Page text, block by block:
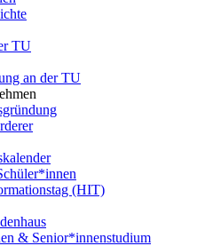
TU
an der TU
(HIT)
& Senior*innenstudium